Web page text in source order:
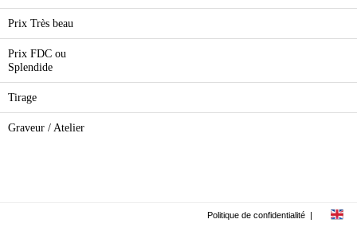
Prix Très beau
Prix FDC ou
Splendide
Tirage
Graveur / Atelier
Politique de confidentialité |